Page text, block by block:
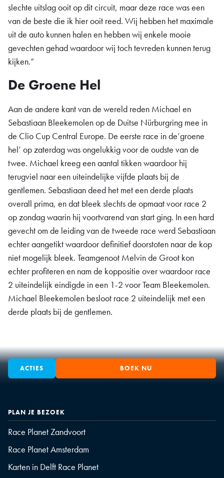
slechte uitslag ooit op dit circuit, maar deze race was een
van de beste die ik hier ooit reed. Wij hebben het maximale
uit de auto kunnen halen en hebben wij enkele mooie
gevechten gehad waardoor wij toch tevreden kunnen terug
kijken.”
De Groene Hel
Aan de andere kant van de wereld reden Michael en
Sebastiaan Bleekemolen op de Duitse Nürburgring mee in
de Clio Cup Central Europe. De eerste race in de’groene
hel’ op zaterdag was ongelukkig voor de oudste van de
twee. Michael kreeg een aantal tikken waardoor hij
terugviel naar een uiteindelijke vijfde plaats bij de
gentlemen. Sebastiaan deed het met een derde plaats
overall prima, en dat bleek slechts de opmaat voor race 2
op zondag waarin hij voortvarend van start ging. In een hard
gevecht om de leiding van de tweede race werd Sebastiaan
echter aangetikt waardoor definitief doorstoten naar de kop
niet mogelijk bleek. Teamgenoot Melvin de Groot kon
echter profiteren en nam de koppositie over waardoor race
2 uiteindelijk eindigde in een 1-2 voor Team Bleekemolen.
Michael Bleekemolen besloot race 2 uiteindelijk met een
derde plaats bij de gentlemen.
ACTIES BOEK NU
PLAN JE BEZOEK
Race Planet Zandvoort
Race Planet Amsterdam
Karten in Delft Race Planet